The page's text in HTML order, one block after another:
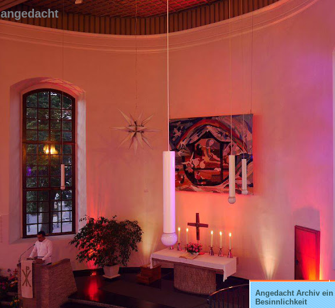
angedacht
Angedacht Archiv
Besinnlichkeit